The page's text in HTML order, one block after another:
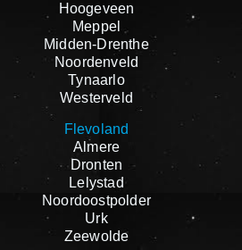
Hoogeveen
Meppel
Midden-Drenthe
Noordenveld
Tynaarlo
Westerveld
Flevoland
Almere
Dronten
Lelystad
Noordoostpolder
Urk
Zeewolde